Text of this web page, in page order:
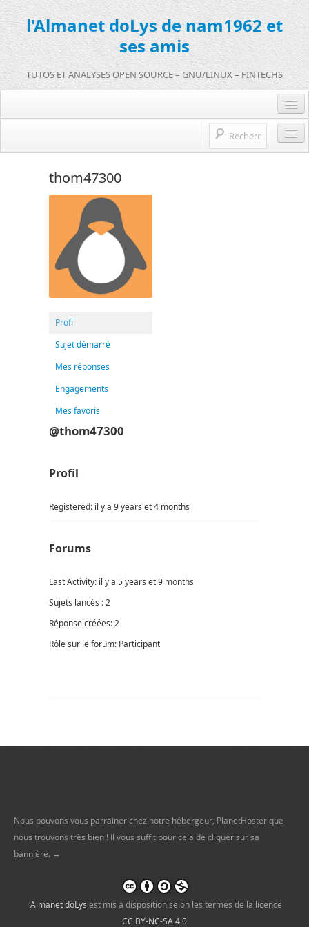
l'Almanet doLys de nam1962 et
ses amis
TUTOS ET ANALYSES OPEN SOURCE – GNU/LINUX – FINTECHS
Je m’inscris sur doLys !
Une question ? Hop !
mentions légales
Open source et entreprises
Références de l’Almanet
thom47300
Profil
Sujet démarré
Mes réponses
Engagements
Mes favoris
@thom47300
Profil
Registered: il y a 9 years et 4 months
Forums
Last Activity: il y a 5 years et 9 months
Sujets lancés : 2
Réponse créées: 2
Rôle sur le forum: Participant
Nous pouvons vous parrainer chez notre hébergeur, PlanetHoster que
nous trouvons très bien ! Il vous suffit pour cela de cliquer sur sa
bannière. →
l'Almanet doLys est mis à disposition selon les termes de la licence
CC BY-NC-SA 4.0